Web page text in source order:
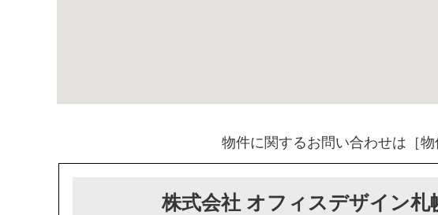
物件に関するお問い合わせは［
株式会社 オフィスデザイン札